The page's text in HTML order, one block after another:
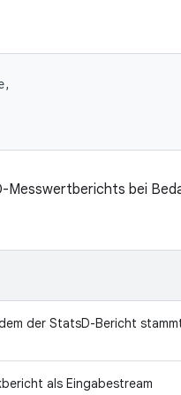
Messwertberichts bei
der StatsD-Bericht
als Eingabestream